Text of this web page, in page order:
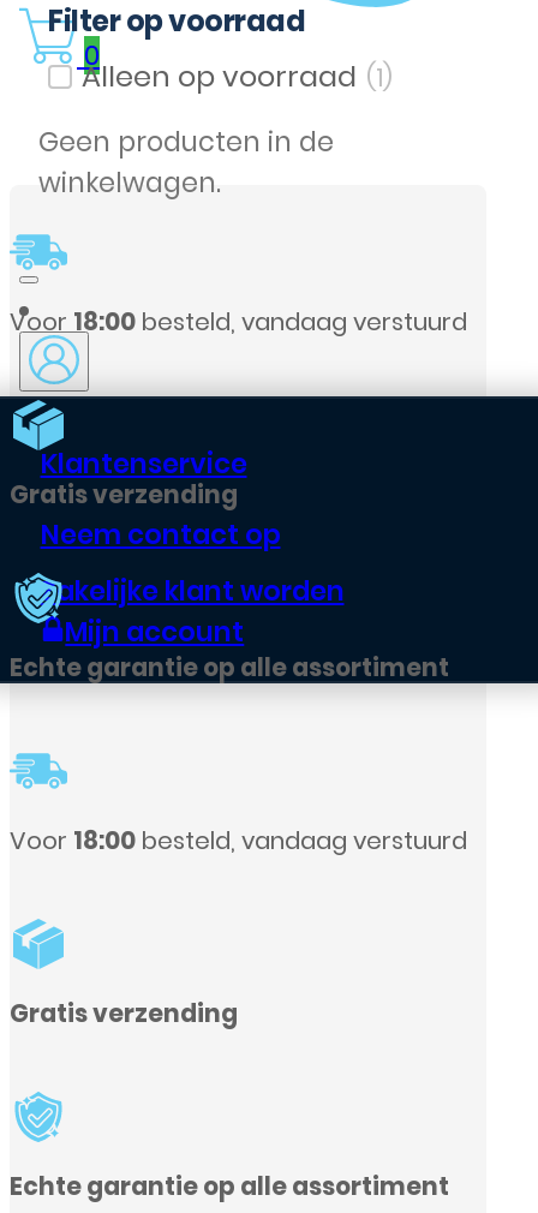
0
Geen producten in de
winkelwagen.
Klantenservice
Neem contact op
Zakelijke klant worden
Mijn account
Filter op voorraad
Filter op voorraad (1)